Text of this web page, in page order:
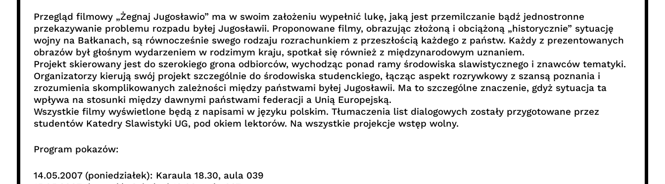
Przegląd filmowy „Żegnaj Jugosławio” ma w swoim założeniu wypełnić lukę, jaką jest przemilczanie bądź jednostronne
przekazywanie problemu rozpadu byłej Jugosławii. Proponowane filmy, obrazując złożoną i obciążoną „historycznie” sytuację
wojny na Bałkanach, są równocześnie swego rodzaju rozrachunkiem z przeszłością każdego z państw. Każdy z prezentowanych
obrazów był głośnym wydarzeniem w rodzimym kraju, spotkał się również z międzynarodowym uznaniem.
Projekt skierowany jest do szerokiego grona odbiorców, wychodząc ponad ramy środowiska slawistycznego i znawców tematyki.
Organizatorzy kierują swój projekt szczególnie do środowiska studenckiego, łącząc aspekt rozrywkowy z szansą poznania i
zrozumienia skomplikowanych zależności między państwami byłej Jugosławii. Ma to szczególne znaczenie, gdyż sytuacja ta
wpływa na stosunki między dawnymi państwami federacji a Unią Europejską.
Wszystkie filmy wyświetlone będą z napisami w języku polskim. Tłumaczenia list dialogowych zostały przygotowane przez
studentów Katedry Slawistyki UG, pod okiem lektorów. Na wszystkie projekcje wstęp wolny.
Program pokazów:
14.05.2007 (poniedziałek): Karaula 18.30, aula 039